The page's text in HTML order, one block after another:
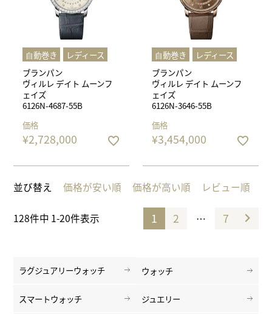
ラグジュアリーウォッチ ウォッチ
スマートウォッチ ジュエリー
⾃動巻き
レディース
ブランパン
ヴィルレ デイト ムーンフ
ェイズ
6126N-4687-55B
価格
¥2,728,000
⾃動巻き
レディース
ブランパン
ヴィルレ デイト ムーンフ
ェイズ
6126N-3646-55B
価格
¥3,454,000
並び替え 価格が安い順 価格が高い順 レビュー順
128件中 1-20件表示 1 2 … 7